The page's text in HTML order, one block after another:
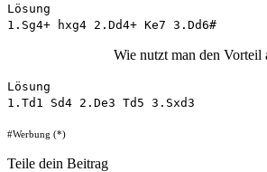
Lösung
1.Sg4+ hxg4 2.Dd4+ Ke7 3.Dd6#
Wie nutzt man den Vorteil
Lösung
1.Td1 Sd4 2.De3 Td5 3.Sxd3
#Werbung (*)
Teile dein Beitrag